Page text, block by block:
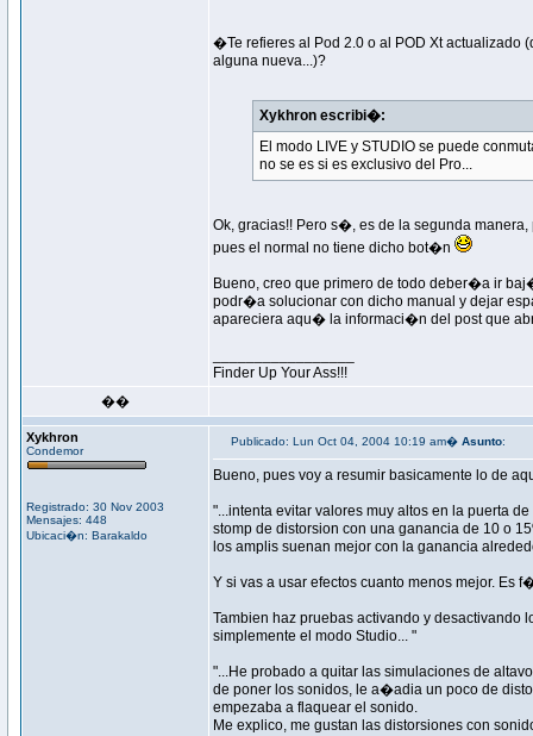
�Te refieres al Pod 2.0 o al POD Xt actualizado
alguna nueva...)?
Xykhron escribi�:
El modo LIVE y STUDIO se puede
no se es si es exclusivo del Pro...
Ok, gracias!! Pero s�, es de la segunda
pues el normal no tiene dicho bot�n
Bueno, creo que primero de todo deber�a ir
podr�a solucionar con dicho manual y dejar
apareciera aqu� la informaci�n del post que
Finder Up Your Ass!!!
��
Xykhron
Condemor
Registrado: 30 Nov 2003
Mensajes: 448
Ubicaci�n: Barakaldo
Publicado: Lun Oct 04, 2004 10:19 am� Asunto:
Bueno, pues voy a resumir basicamente lo de
"...intenta evitar valores muy altos en la puerta
stomp de distorsion con una ganancia de 10 o
los amplis suenan mejor con la ganancia
Y si vas a usar efectos cuanto menos mejor. Es
Tambien haz pruebas activando y
simplemente el modo Studio... "
"...He probado a quitar las simulaciones de
de poner los sonidos, le a�adia un poco de
empezaba a flaquear el sonido.
Me explico, me gustan las distorsiones con